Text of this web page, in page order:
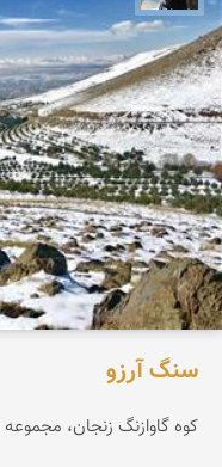
سنگ آرزو
کوه گاوازنگ زنجان،